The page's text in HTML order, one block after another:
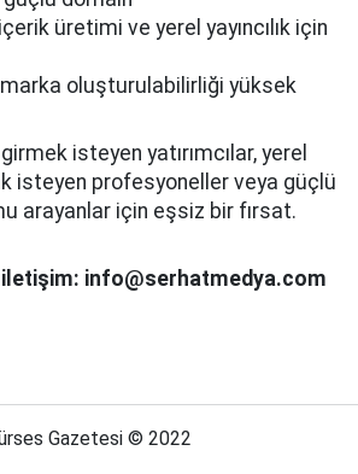
üretimi ve yerel yayıncılık için
marka oluşturulabilirliği yüksek
isteyen yatırımcılar, yerel
isteyen profesyoneller veya güçlü
arayanlar için eşsiz bir fırsat.
iletişim: info@serhatmedya.com
Gazetesi © 2022